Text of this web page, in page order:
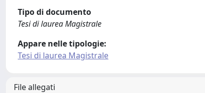
Tipo di documento
Tesi di laurea Magistrale
Appare nelle tipologie:
Tesi di laurea Magistrale
File allegati